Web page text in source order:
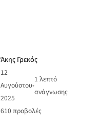
Άκης Γρεκός
12
Αυγούστου
2025
•
1 λεπτό
ανάγνωσης
610προβολές